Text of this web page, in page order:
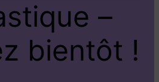
–
bientôt !